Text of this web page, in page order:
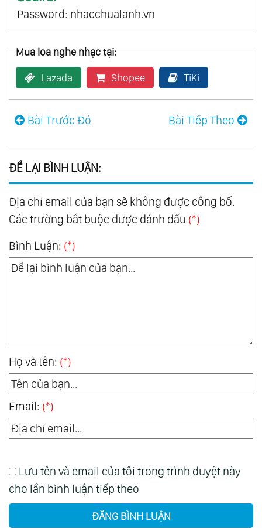
Password: nhacchualanh.vn
Mua loa nghe nhạc tại:
Lazada Shopee TiKi
Bài Trước Đó Bài Tiếp Theo
ĐỂ LẠI BÌNH LUẬN:
Địa chỉ email của bạn sẽ không được công bố.
Các trường bắt buộc được đánh dấu (*)
Bình Luận: (*)
Họ và tên: (*)
Email: (*)
Lưu tên và email của tôi trong trình duyệt này
cho lần bình luận tiếp theo
ĐĂNG BÌNH LUẬN